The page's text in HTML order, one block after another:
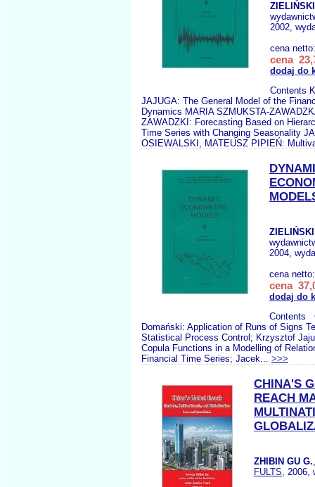
2002,
cena
cena
dodaj do
Contents
JAJUGA: The General Model of the
Dynamics MARIA SZMUKSTA-
ZAWADZKI: Forecasting Based on
Time Series with Changing Seasonality
OSIEWALSKI, MATEUSZ PIPIEŃ:
2004,
cena
cena
dodaj do
Contents
Domański: Application of Runs of Signs
Statistical Process Control; Krzysztof
Copula Functions in a Modelling of
Financial Time Series; Jacek... >>>
CHINA'S
REACH
ZHIBIN GU G.
FULTS, 2006,